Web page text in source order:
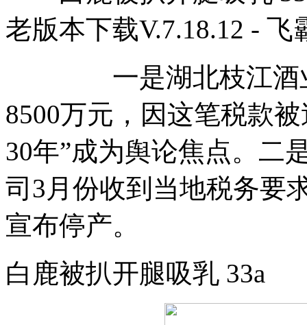
老版本下载V.7.18.12 - 飞
一是湖北枝江酒业
8500万元，因这笔税款
30年”成为舆论焦点。二
司3月份收到当地税务要
宣布停产。
白鹿被扒开腿吸乳